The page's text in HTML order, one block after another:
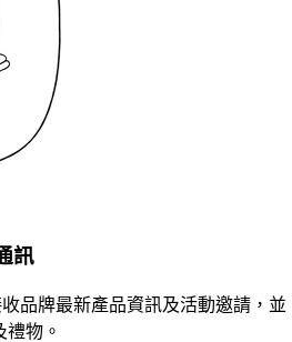
訊
品牌最新產品資訊及活動邀請，並
物。